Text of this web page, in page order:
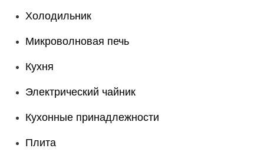
Холодильник
Микроволновая печь
Кухня
Электрический чайник
Кухонные принадлежности
Плита